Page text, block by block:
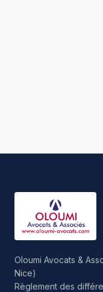
Oloumi Avocats &
Nice)
Règlement des